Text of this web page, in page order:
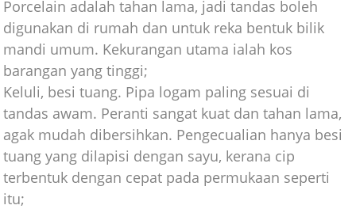
Porcelain adalah tahan lama, jadi tandas boleh
digunakan di rumah dan untuk reka bentuk bilik
mandi umum. Kekurangan utama ialah kos
barangan yang tinggi;
Keluli, besi tuang. Pipa logam paling sesuai di
tandas awam. Peranti sangat kuat dan tahan lama,
agak mudah dibersihkan. Pengecualian hanya besi
tuang yang dilapisi dengan sayu, kerana cip
terbentuk dengan cepat pada permukaan seperti
itu;